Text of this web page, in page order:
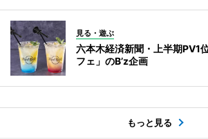
見る・遊ぶ
六本木経済新聞・上半期PV1
フェ」のB’z企画
もっと見る